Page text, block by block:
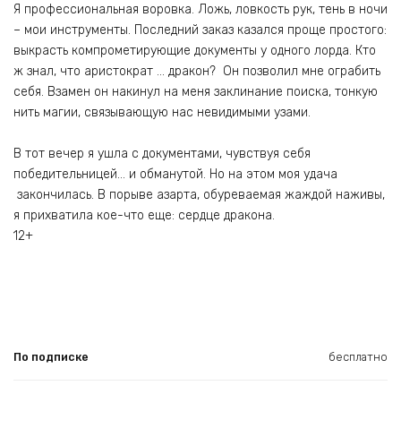
Я профессиональная воровка. Ложь, ловкость рук, тень в ночи
– мои инструменты. Последний заказ казался проще простого:
выкрасть компрометирующие документы у одного лорда. Кто
ж знал, что аристократ … дракон? Он позволил мне ограбить
себя. Взамен он накинул на меня заклинание поиска, тонкую
нить магии, связывающую нас невидимыми узами.
В тот вечер я ушла с документами, чувствуя себя
победительницей… и обманутой. Но на этом моя удача
закончилась. В порыве азарта, обуреваемая жаждой наживы,
я прихватила кое-что еще: сердце дракона.
12+
По подписке бесплатно